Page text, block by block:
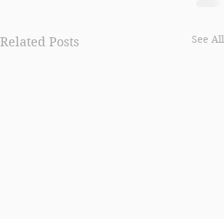
Related Posts See All